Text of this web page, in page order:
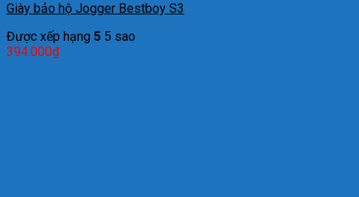
Giày bảo hộ Jogger Bestboy S3
Được xếp hạng 5 5 sao
394.000₫